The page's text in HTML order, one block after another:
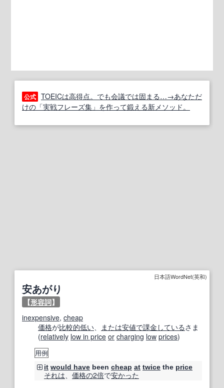
公式 TOEICは高得点。でも会議では固まる…→あなただ
けの「実戦フレーズ集」を作って鍛える新メソッド。
日本語WordNet(英和)
安あがり
【形容詞】
inexpensive, cheap
価格が比較的低い または安値で課金 しているさま
(relatively low in price or charging low prices)
用例
it would have been cheap at twice the price
それは 価格の2倍で安かった